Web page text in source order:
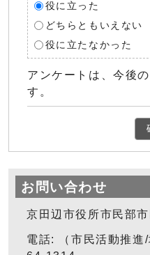
役に立った
どちらともいえない
役に立たなかった
アンケートは、今後
す。
お問い合わせ
京田辺市役所市民部
電話: （市民活動推